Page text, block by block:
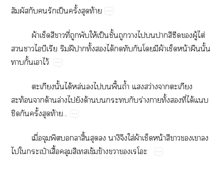
​​​​ป็​ั้​​ท้
ผ้​​​​ี่​​​ให้​ป็​ั้​​​​​​​​​ู้​ไต่​
​​​​​​ฝี​​ั้​​ได้​​​​​​ผ้​​น้​​ั้​
​ั้​​ไว้
​ั้​ได้​ล่​​​​ื้​ถ้ำ​​ว่​​​
ท้​​ด้​ล่​​​ด้​​​​​ร่​​ั้​​ี่​ได้​​
​​ั้​​ท้...
ื่​​​​ิ้​​​ิ​ใส่​ผ้​​น้​​​​​​
​​ป๋​ื้​​​ข้​ข้​​